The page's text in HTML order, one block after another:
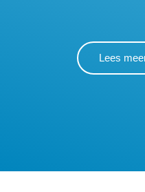
Lees